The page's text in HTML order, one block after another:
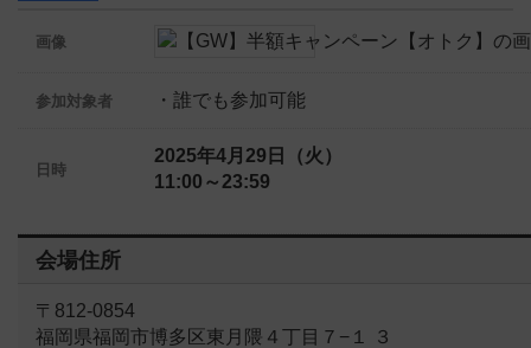
画像
参加対象者 ・誰でも参加可能
日時
2025年4月29日（火）
11:00～23:59
会場住所
〒812-0854
福岡県福岡市博多区東月隈４丁目７−１ ３